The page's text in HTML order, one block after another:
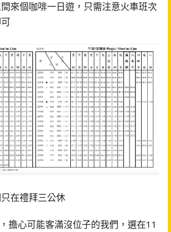
來個咖啡一日遊，只需注意火車班次
在禮拜三公休
擔心可能客滿沒位子的我們，選在11